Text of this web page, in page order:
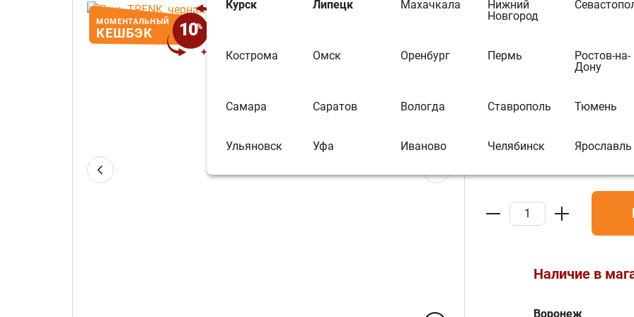
Курск Липецк Махачкала
Нижний
Новгород
Кострома Омск Оренбург Пермь
Ростов-на-
Дону
Самара Саратов Вологда Ставрополь Тюмень
Ульяновск Уфа Иваново Челябинск Ярославль
МОМЕНТАЛЬНЫЙ
КЕШБЭК 10%
78 315 ₽
Наличие в
Воронеж